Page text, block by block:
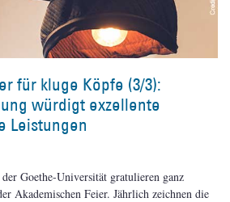
für kluge Köpfe (3/3):
würdigt exzellente
Leistungen
Goethe-Universität gratulieren ganz
Akademischen Feier. Jährlich zeichnen die